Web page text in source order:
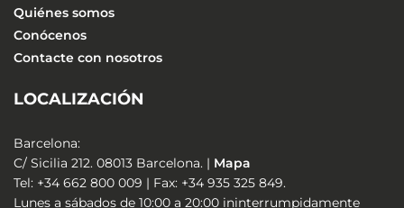
Quiénes somos
Conócenos
Contacte con nosotros
LOCALIZACIÓN
Barcelona:
C/ Sicilia 212. 08013 Barcelona. | Mapa
Tel: +34 662 800 009 | Fax: +34 935 325 849.
Lunes a sábados de 10:00 a 20:00 ininterrumpidamente